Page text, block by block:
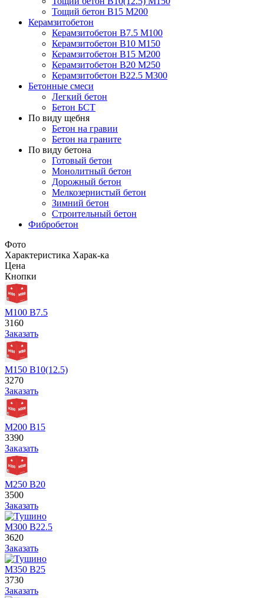
Тощий бетон В15 М200
Керамзитобетон
Керамзитобетон В7.5 М100
Керамзитобетон В10 М150
Керамзитобетон В15 М200
Керамзитобетон В20 М250
Керамзитобетон В22.5 М300
Бетонные смеси
Легкий бетон
Бетон БСТ
По виду щебня
Бетон на гравии
Бетон на граните
По виду бетона
Готовый бетон
Монолитный бетон
Дорожный бетон
Мелкозернистый бетон
Зимний бетон
Строительный бетон
Фибробетон
Фото
Характеристика Харак-ка
Цена
Кнопки
М100 В7.5
3160
Заказать
М150 В10(12.5)
3270
Заказать
М200 В15
3390
Заказать
М250 В20
3500
Заказать
М300 В22.5
3620
Заказать
М350 В25
3730
Заказать